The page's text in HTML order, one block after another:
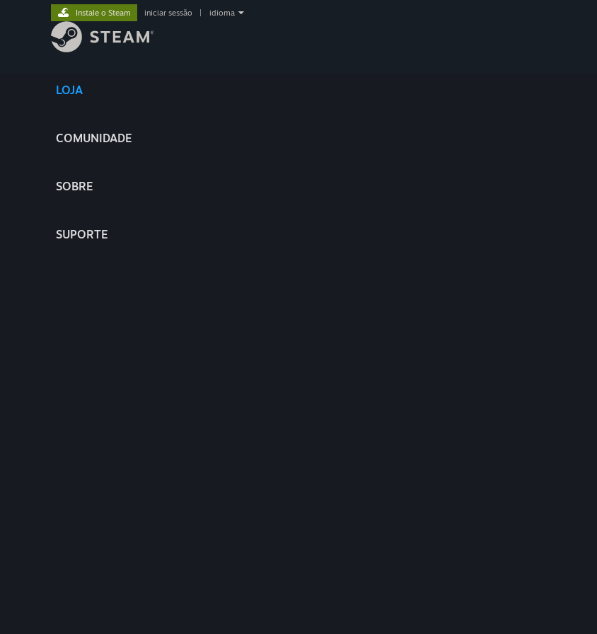
LOJA
COMUNIDADE
SOBRE
SUPORTE
Instale o Steam iniciar sessão idioma